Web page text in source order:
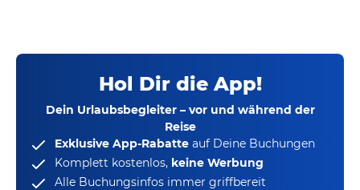
Hol Dir die App!
Dein Urlaubsbegleiter – vor und während der
Reise
Exklusive App-Rabatte auf Deine Buchungen
Komplett kostenlos, keine Werbung
Alle Buchungsinfos immer griffbereit